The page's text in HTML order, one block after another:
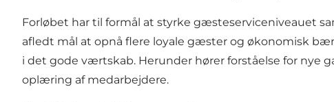
Forløbet har til formål at styrke gæsteserviceniveauet
afledt mål at opnå flere loyale gæster og økonomisk
i det gode værtskab. Herunder hører forståelse for
oplæring af medarbejdere.